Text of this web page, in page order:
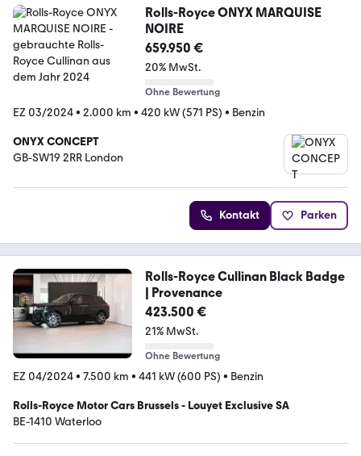
Rolls-Royce ONYX MARQUISE
NOIRE
659.950 €
20% MwSt.
Ohne Bewertung
EZ 03/2024• 2.000 km • 420 kW (571 PS) • Benzin
ONYX CONCEPT
GB-SW19 2RR London
Kontakt Parken
Rolls-Royce Cullinan Black Badge
| Provenance
423.500 €
21% MwSt.
Ohne Bewertung
EZ 04/2024• 7.500 km • 441 kW (600 PS) • Benzin
Rolls-Royce Motor Cars Brussels - Louyet Exclusive SA
BE-1410 Waterloo